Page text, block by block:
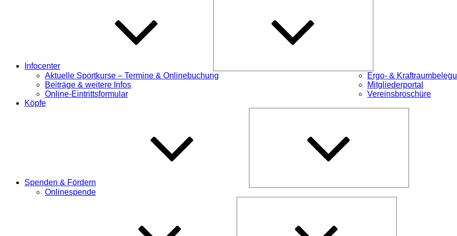
Infocenter
Aktuelle Sportkurse – Termine & Onlinebuchung
Beiträge & weitere Infos
Online-Eintrittsformular
Ergo- &
Mitgliederportal
Vereinsbroschüre
Köpfe
Spenden & Fördern
Onlinespende